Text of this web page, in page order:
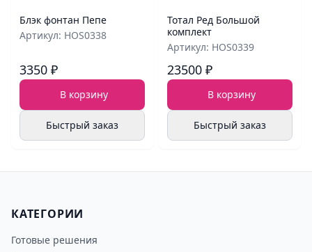
Блэк фонтан Пепе
Артикул: HOS0338
3350 ₽
В корзину
Быстрый заказ
Тотал Ред Большой
комплект
Артикул: HOS0339
23500 ₽
В корзину
Быстрый заказ
КАТЕГОРИИ
Готовые решения